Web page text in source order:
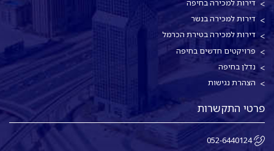
דירות למכירה בחיפה
דירות למכירה בנשר
דירות למכירה בטירת הכרמל
פרויקטים חדשים בחיפה
נדלן בחיפה
הצהרת נגישות
פרטי התקשרות
052-6440124